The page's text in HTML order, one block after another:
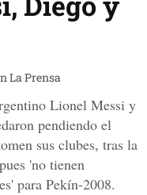
La Prensa
Lionel Messi y
pendiendo el
sus clubes, tras la
'no tienen
para Pekín-2008.